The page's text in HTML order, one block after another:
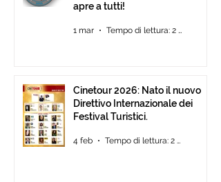
apre a tutti!
1 mar Tempo di lettura: 2 min
Cinetour 2026: Nato il nuovo
Direttivo Internazionale dei
Festival Turistici.
4 feb Tempo di lettura: 2 min